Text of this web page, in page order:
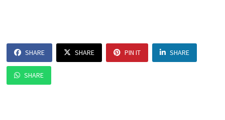
SHARE SHARE PIN IT SHARE
SHARE